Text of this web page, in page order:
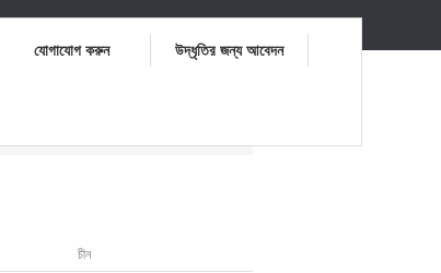
যোগাযোগ করুন উদ্ধৃতির জন্য আবেদন
চীন